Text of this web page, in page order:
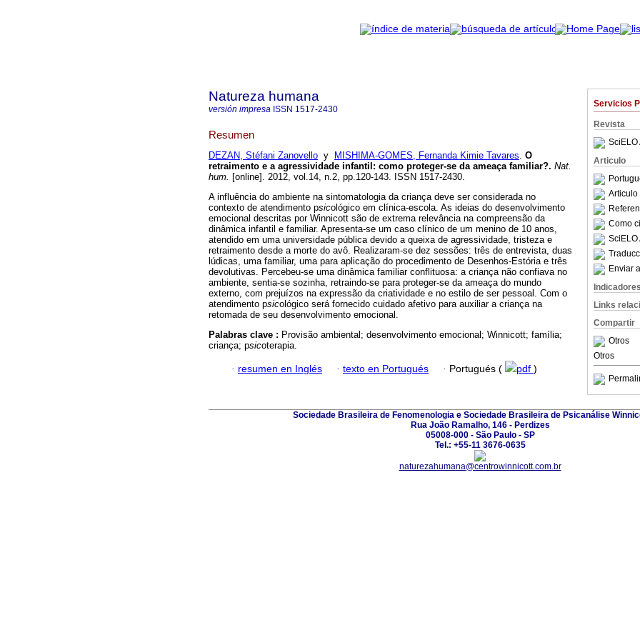
Servicios
Revista
SciELO
Articulo
Articulo
Como
SciELO
Enviar
Indicadores
Links
Compartir
Otros
Otros
Natureza humana
versión impresa ISSN 1517-2430
Resumen
DEZAN, Stéfani Zanovello y MISHIMA-GOMES, Fernanda Kimie Tavares. O
retraimento e a agressividade infantil : como proteger-se da ameaça familiar?. Nat.
hum. [online]. 2012, vol.14, n.2, pp.120-143. ISSN 1517-2430.
A influência do ambiente na sintomatologia da criança deve ser considerada no
contexto de atendimento psicológico em clínica-escola. As ideias do desenvolvimento
emocional descritas por Winnicott são de extrema relevância na compreensão da
dinâmica infantil e familiar. Apresenta-se um caso clínico de um menino de 10 anos,
atendido em uma universidade pública devido a queixa de agressividade, tristeza e
retraimento desde a morte do avô. Realizaram-se dez sessões: três de entrevista, duas
lúdicas, uma familiar, uma para aplicação do procedimento de Desenhos-Estória e três
devolutivas. Percebeu-se uma dinâmica familiar conflituosa: a criança não confiava no
ambiente, sentia-se sozinha, retraindo-se para proteger-se da ameaça do mundo
externo, com prejuízos na expressão da criatividade e no estilo de ser pessoal. Com o
atendimento psicológico será fornecido cuidado afetivo para auxiliar a criança na
retomada de seu desenvolvimento emocional.
Palabras clave : Provisão ambiental; desenvolvimento emocional; Winnicott; família;
criança; psicoterapia.
· resumen en Inglés · texto en Portugués · Portugués ( pdf )
Sociedade Brasileira de Fenomenologia e Sociedade Brasileira de Psicanálise
Rua João Ramalho, 146 - Perdizes
05008-000 - São Paulo - SP
Tel.: +55-11 3676-0635
naturezahumana@centrowinnicott.com.br